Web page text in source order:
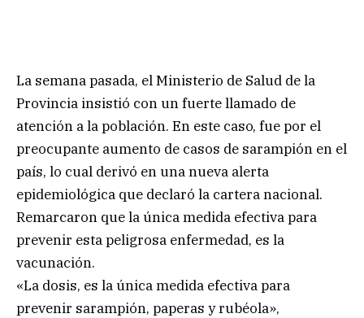
La semana pasada, el Ministerio de Salud de la
Provincia insistió con un fuerte llamado de
atención a la población. En este caso, fue por el
preocupante aumento de casos de sarampión en el
país, lo cual derivó en una nueva alerta
epidemiológica que declaró la cartera nacional.
Remarcaron que la única medida efectiva para
prevenir esta peligrosa enfermedad, es la
vacunación.
«La dosis, es la única medida efectiva para
prevenir sarampión, paperas y rubéola»,